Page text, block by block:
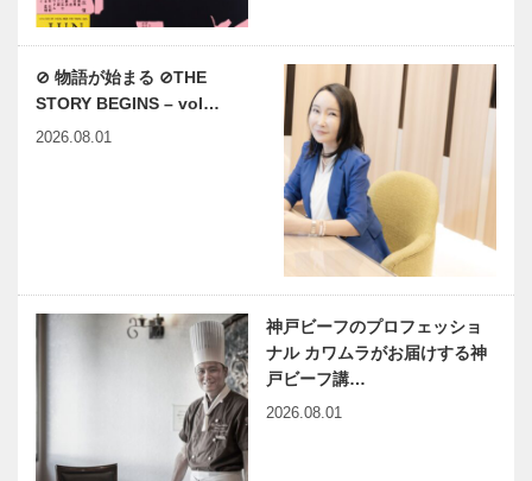
⊘ 物語が始まる ⊘THE
STORY BEGINS – vol…
2026.08.01
神戸ビーフのプロフェッショ
ナル カワムラがお届けする神
戸ビーフ講…
2026.08.01